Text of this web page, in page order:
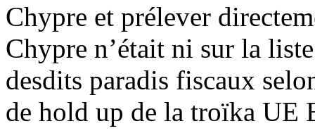
Chypre et prélever
Chypre n’était ni sur la
desdits paradis fiscaux
de hold up de la troïka UE